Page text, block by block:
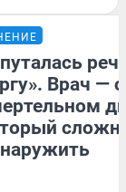
Врач — о